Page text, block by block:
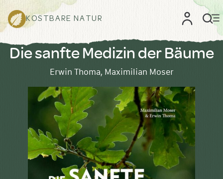
KOSTBARE NATUR
Die sanfte Medizin der Bäume
Erwin Thoma, Maximilian Moser